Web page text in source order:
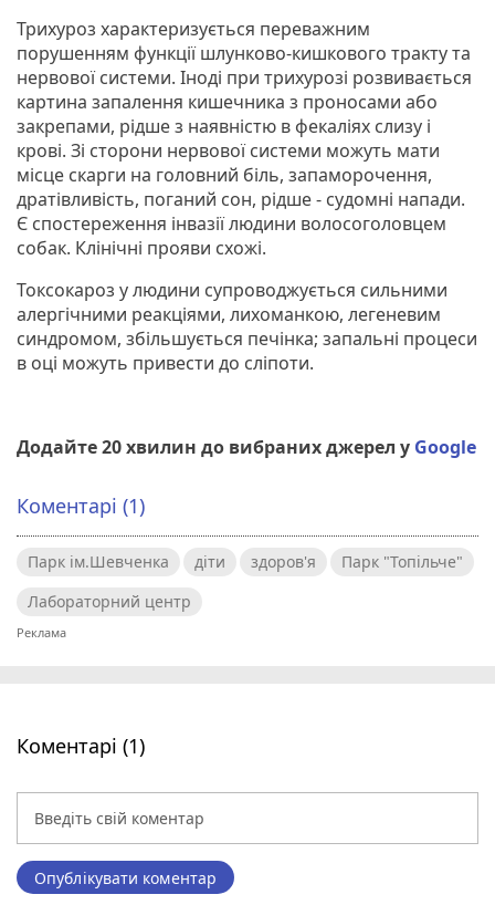
Трихуроз характеризується переважним
порушенням функції шлунково-кишкового тракту та
нервової системи. Іноді при трихурозі розвивається
картина запалення кишечника з проносами або
закрепами, рідше з наявністю в фекаліях слизу і
крові. Зі сторони нервової системи можуть мати
місце скарги на головний біль, запаморочення,
дратівливість, поганий сон, рідше - судомні напади.
Є спостереження інвазії людини волосоголовцем
собак. Клінічні прояви схожі.
Токсокароз у людини супроводжується сильними
алергічними реакціями, лихоманкою, легеневим
синдромом, збільшується печінка; запальні процеси
в оці можуть привести до сліпоти.
Додайте 20 хвилин до вибраних джерел у Google
Коментарі (1)
Парк ім.Шевченка діти здоров'я
Парк "Топільче"
Лабораторний центр
Коментарі (1)
Опублікувати коментар